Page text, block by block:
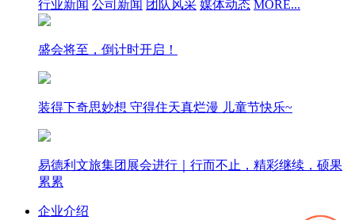
行业新闻 公司新闻 团队风采 媒体动态 MORE...
盛会将至，倒计时开启！
装得下奇思妙想 守得住天真烂漫 儿童节快乐~
易德利文旅集团展会进行｜行而不止，精彩继续，硕果
累累
企业介绍